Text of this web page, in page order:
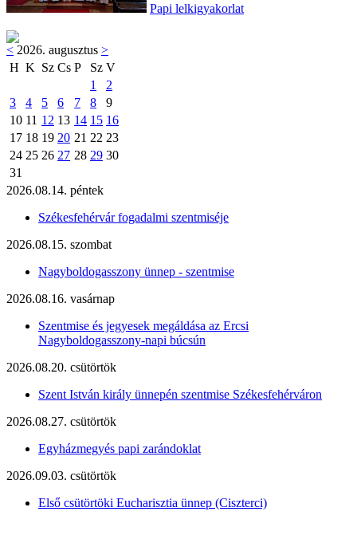
Papi lelkigyakorlat
< 2026. augusztus >
H K Sz Cs P Sz V
1
2
3
4 5 6 7 8
9
10 11 12 13 14 15 16
17 18 19 20 21 22 23
24 25 26 27 28 29 30
31
2026.08.14. péntek
Székesfehérvár fogadalmi szentmiséje
2026.08.15. szombat
Nagyboldogasszony ünnep - szentmise
2026.08.16. vasárnap
Szentmise és jegyesek megáldása az Ercsi
Nagyboldogasszony-napi búcsún
2026.08.20. csütörtök
Szent István király ünnepén szentmise Székesfehérváron
2026.08.27. csütörtök
Egyházmegyés papi zarándoklat
2026.09.03. csütörtök
Első csütörtöki Eucharisztia ünnep (Ciszterci)